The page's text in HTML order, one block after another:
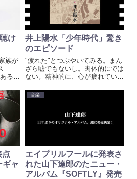
け
族が
る。
中に
す
ー
井上陽水「少年時代」驚き
のエピソード
"疲れた"とつぶやいてみる。まん
ざら嘘でもないし。肉体的にでは
ない。精神的に、心が疲れてい
は、その気持ちをストレートにツ
そうこうしているうちに、本当
に...
点
ャ
音楽
エイプリルフールに発表さ
れた山下達郎のたニュー・
アルバム『SOFTLY』発売